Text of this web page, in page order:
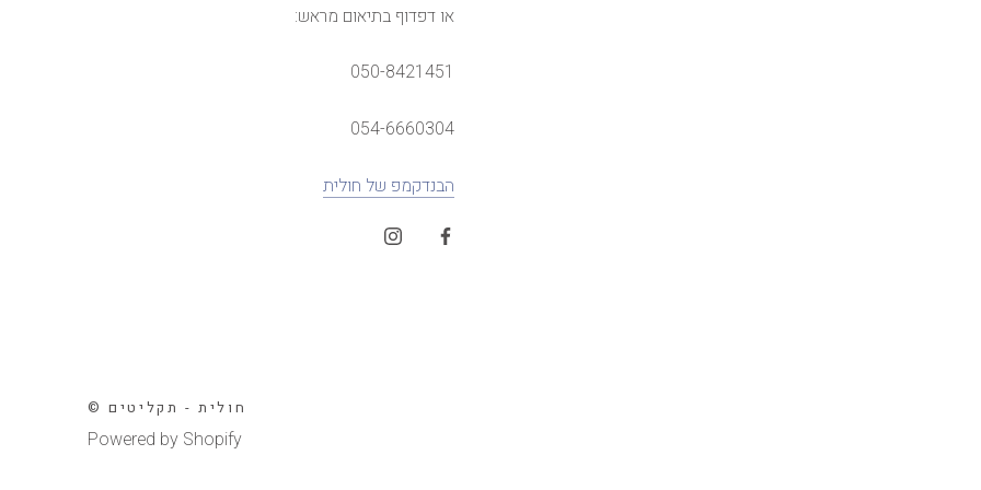
או דפדוף בתיאום מראש:
050-8421451
054-6660304
הבנדקמפ של חולית
© חולית - תקליטים
Powered by Shopify